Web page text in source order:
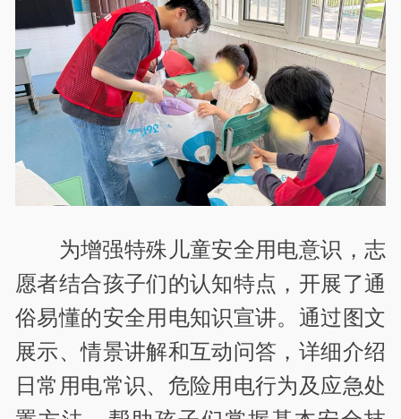
为增强特殊儿童安全用电意识，志
愿者结合孩子们的认知特点，开展了通
俗易懂的安全用电知识宣讲。通过图文
展示、情景讲解和互动问答，详细介绍
日常用电常识、危险用电行为及应急处